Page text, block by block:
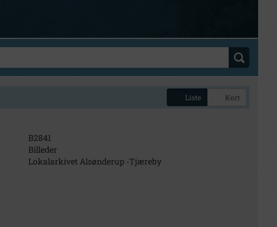
Liste Kort
B2841
Billeder
Lokalarkivet Alsønderup -Tjæreby